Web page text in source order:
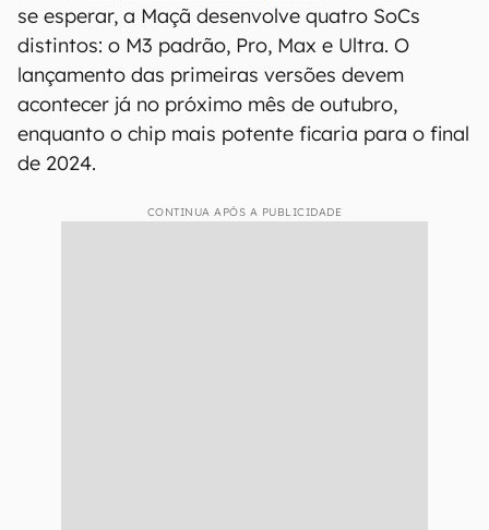
se esperar, a Maçã desenvolve quatro SoCs
distintos: o M3 padrão, Pro, Max e Ultra. O
lançamento das primeiras versões devem
acontecer já no próximo mês de outubro,
enquanto o chip mais potente ficaria para o final
de 2024.
CONTINUA APÓS A PUBLICIDADE